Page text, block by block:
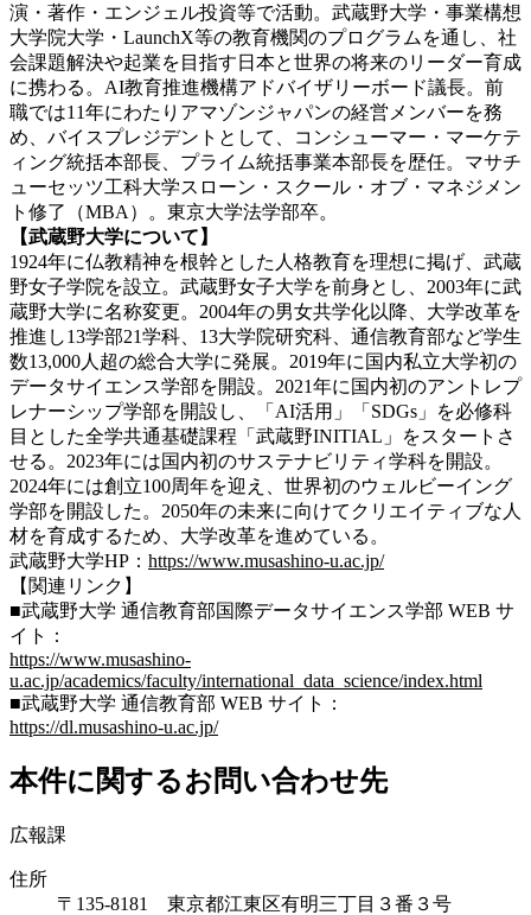
演・著作・エンジェル投資等で活動。武蔵野大学・事業構想
大学院大学・LaunchX等の教育機関のプログラムを通し、社
会課題解決や起業を目指す日本と世界の将来のリーダー育成
に携わる。AI教育推進機構アドバイザリーボード議長。前
職では11年にわたりアマゾンジャパンの経営メンバーを務
め、バイスプレジデントとして、コンシューマー・マーケテ
ィング統括本部長、プライム統括事業本部長を歴任。マサチ
ューセッツ工科大学スローン・スクール・オブ・マネジメン
ト修了（MBA）。東京大学法学部卒。
【武蔵野大学について】
1924年に仏教精神を根幹とした人格教育を理想に掲げ、武蔵
野女子学院を設立。武蔵野女子大学を前身とし、2003年に武
蔵野大学に名称変更。2004年の男女共学化以降、大学改革を
推進し13学部21学科、13大学院研究科、通信教育部など学生
数13,000人超の総合大学に発展。2019年に国内私立大学初の
データサイエンス学部を開設。2021年に国内初のアントレプ
レナーシップ学部を開設し、「AI活用」「SDGs」を必修科
目とした全学共通基礎課程「武蔵野INITIAL」をスタートさ
せる。2023年には国内初のサステナビリティ学科を開設。
2024年には創立100周年を迎え、世界初のウェルビーイング
学部を開設した。2050年の未来に向けてクリエイティブな人
材を育成するため、大学改革を進めている。
武蔵野大学HP： https://www.musashino-u.ac.jp/
【関連リンク】
■武蔵野大学 通信教育部国際データサイエンス学部 WEB サ
イト：
https://www.musashino-
u.ac.jp/academics/faculty/international_data_science/index.html
■武蔵野大学 通信教育部 WEB サイト：
https://dl.musashino-u.ac.jp/
本件に関するお問い合わせ先
広報課
住所
〒135-8181 東京都江東区有明三丁目３番３号